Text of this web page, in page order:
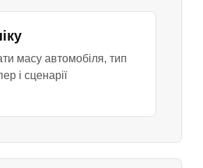
масу автомобіля, тип
і сценарії